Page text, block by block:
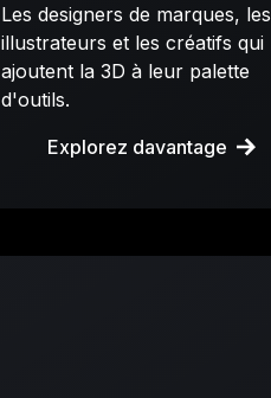
Les designers de marques, les
illustrateurs et les créatifs qui
ajoutent la 3D à leur palette
d'outils.
Explorez davantage